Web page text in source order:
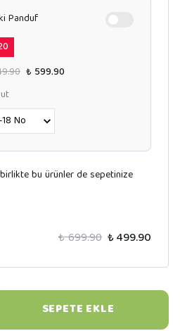
Panduf
₺ 599.90
bu ürünler de sepetinize
₺ 699.90 ₺ 499.90
SEPETE EKLE